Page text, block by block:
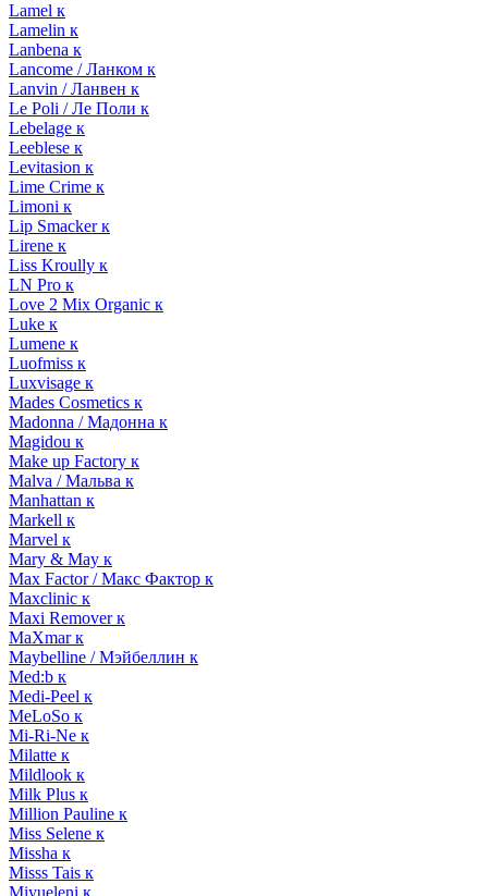
Lamel к
Lamelin к
Lanbena к
Lancome / Ланком к
Lanvin / Ланвен к
Le Poli / Ле Поли к
Lebelage к
Leeblese к
Levitasion к
Lime Crime к
Limoni к
Lip Smacker к
Lirene к
Liss Kroully к
LN Pro к
Love 2 Mix Organic к
Luke к
Lumene к
Luofmiss к
Luxvisage к
Mades Cosmetics к
Madonna / Мадонна к
Magidou к
Make up Factory к
Malva / Мальва к
Manhattan к
Markell к
Marvel к
Mary & May к
Max Factor / Макс Фактор к
Maxclinic к
Maxi Remover к
MaXmar к
Maybelline / Мэйбеллин к
Med:b к
Medi-Peel к
MeLoSo к
Mi-Ri-Ne к
Milatte к
Mildlook к
Milk Plus к
Million Pauline к
Miss Selene к
Missha к
Misss Tais к